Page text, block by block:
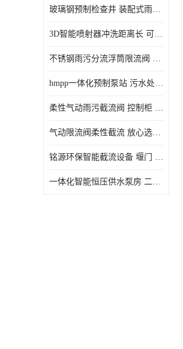
玻璃钢预制检查井 装配式雨水污水井 初期弃流井 源头厂家
3D智能喷射器冲洗距离长 可270度旋转 高强度水压远距离喷洗
不锈钢雨污分流浮筒限流阀 DN150-DN1000 品质可信
hmpp一体化预制泵站 污水处理系统 乡镇学校市政排水 厂家供应
柔性气动雨污截流阀 控制柜 远程控制安全性高检修方便
气动限流阀柔性截流 放心选购 控源截污铭源环保
铭源环保智能截流设备 堰门 铸铁调节闸门作用 源头商家 可定制
一体化智能恒压供水泵房 二次加压供水设备户外智慧泵房